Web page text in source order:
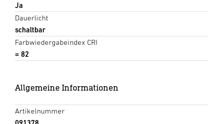
Ja
Dauerlicht
schaltbar
Farbwiedergabeindex CRI
= 82
Allgemeine Informationen
Artikelnummer